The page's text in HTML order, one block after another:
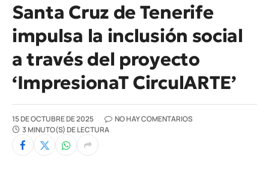
Santa Cruz de Tenerife
impulsa la inclusión social
a través del proyecto
‘ImpresionaT CirculARTE’
15 DE OCTUBRE DE 2025
NO HAY COMENTARIOS
3 MINUTO(S) DE LECTURA